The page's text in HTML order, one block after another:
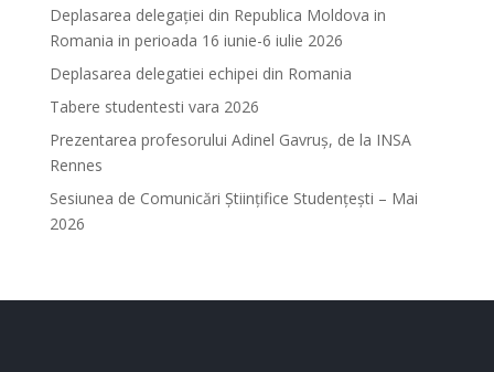
Deplasarea delegației din Republica Moldova in
Romania in perioada 16 iunie-6 iulie 2026
Deplasarea delegatiei echipei din Romania
Tabere studentesti vara 2026
Prezentarea profesorului Adinel Gavruș, de la INSA
Rennes
Sesiunea de Comunicări Științifice Studențești – Mai
2026